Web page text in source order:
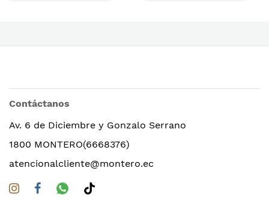
Contáctanos
Av. 6 de Diciembre y Gonzalo Serrano
1800 MONTERO(6668376)
atencionalcliente@montero.ec